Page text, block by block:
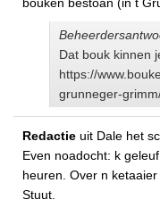
Dat bouk kinnen
https://
grunneger-
Redactie uit Dale het
Even noadocht: k
heuren. Over n
Stuut.